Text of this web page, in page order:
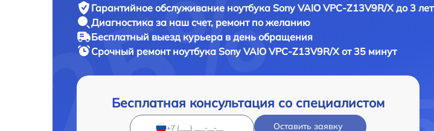
Гарантийное обслуживание ноутбука Sony VAIO VPC-Z13V9R/X до 3 лет
Диагностика за наш счет, ремонт по желанию
Бесплатный выезд курьера в день обращения
Срочный ремонт ноутбука Sony VAIO VPC-Z13V9R/X от 35 минут
Бесплатная консультация со специалистом
Оставить заявку